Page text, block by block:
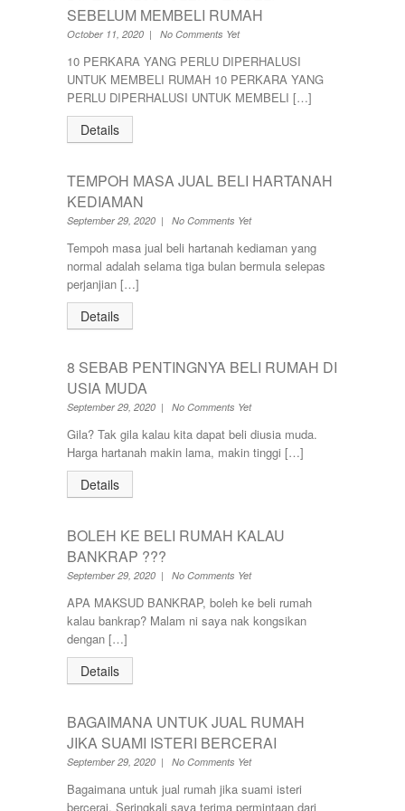
WAREHOUSE
KUALA NERUS
KUALA ROMPIN
KUALA ROPIN
KUALA TERENGGANU
KUANTAN
MARANG
MENTAKAB
PAHANG
PUCHONG
RAUB
ROMPIN
SEPANG
SHAH ALAM
TEMERLOH
TERENGGANU
YONG PENG
70000-100000
700000-900000
90000
900001-1000000
SEBELUM MEMBELI RUMAH
October 11, 2020 | No Comments Yet
10 PERKARA YANG PERLU DIPERHALUSI
UNTUK MEMBELI RUMAH 10 PERKARA YANG
PERLU DIPERHALUSI UNTUK MEMBELI […]
Details
TEMPOH MASA JUAL BELI HARTANAH
KEDIAMAN
September 29, 2020 | No Comments Yet
Tempoh masa jual beli hartanah kediaman yang
normal adalah selama tiga bulan bermula selepas
perjanjian […]
Details
8 SEBAB PENTINGNYA BELI RUMAH DI
USIA MUDA
September 29, 2020 | No Comments Yet
Gila? Tak gila kalau kita dapat beli diusia muda.
Harga hartanah makin lama, makin tinggi […]
Details
BOLEH KE BELI RUMAH KALAU
BANKRAP ???
September 29, 2020 | No Comments Yet
APA MAKSUD BANKRAP, boleh ke beli rumah
kalau bankrap? Malam ni saya nak kongsikan
dengan […]
Details
BAGAIMANA UNTUK JUAL RUMAH
JIKA SUAMI ISTERI BERCERAI
September 29, 2020 | No Comments Yet
Bagaimana untuk jual rumah jika suami isteri
bercerai. Seringkali saya terima permintaan dari